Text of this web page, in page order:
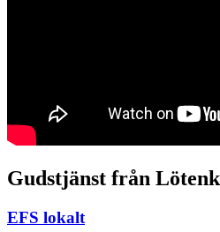
Gudstjänst från
EFS lokalt